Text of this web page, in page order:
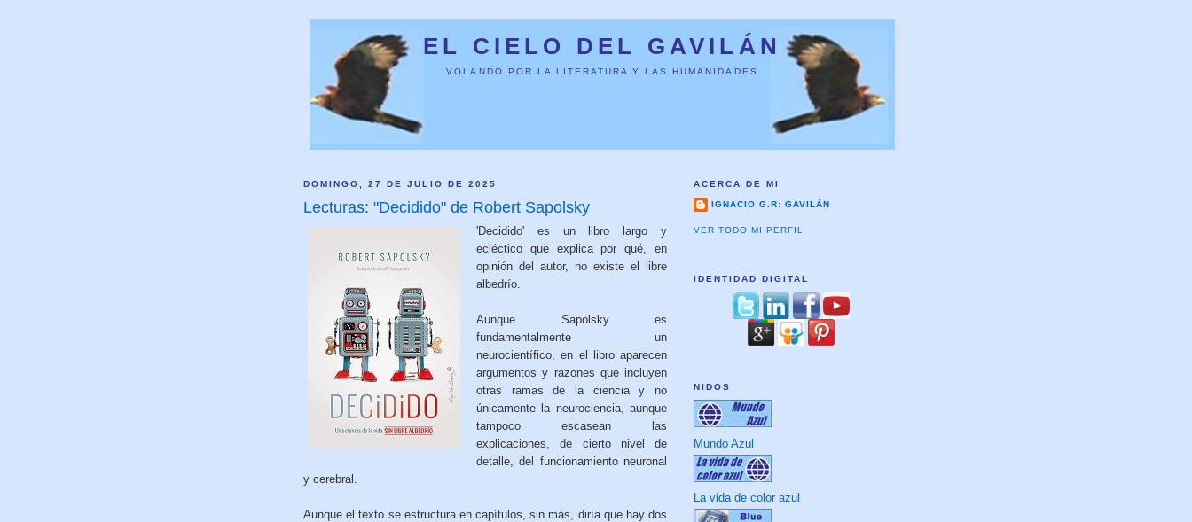
EL CIELO DEL GAVILÁN
VOLANDO POR LA LITERATURA Y LAS HUMANIDADES
DOMINGO, 27 DE JULIO DE 2025
Lecturas: "Decidido" de Robert Sapolsky
'Decidido' es un libro largo y
ecléctico que explica por qué, en
opinión del autor, no existe el libre
albedrío.
Aunque Sapolsky es
fundamentalmente un
neurocientífico, en el libro aparecen
argumentos y razones que incluyen
otras ramas de la ciencia y no
únicamente la neurociencia, aunque
tampoco escasean las
explicaciones, de cierto nivel de
detalle, del funcionamiento neuronal
y cerebral.
Aunque el texto se estructura en capítulos, sin más, diría que hay dos
ACERCA DE MI
IGNACIO G.R: GAVILÁN
VER TODO MI PERFIL
IDENTIDAD DIGITAL
NIDOS
Mundo Azul
La vida de color azul